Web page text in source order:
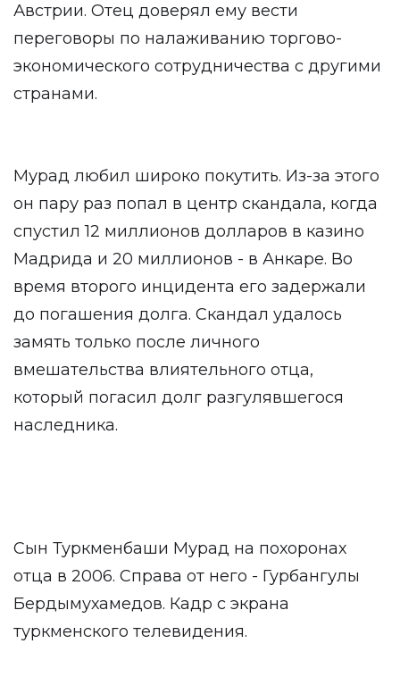
Австрии. Отец доверял ему вести
переговоры по налаживанию торгово-
экономического сотрудничества с другими
странами.
Мурад любил широко покутить. Из-за этого
он пару раз попал в центр скандала, когда
спустил 12 миллионов долларов в казино
Мадрида и 20 миллионов - в Анкаре. Во
время второго инцидента его задержали
до погашения долга. Скандал удалось
замять только после личного
вмешательства влиятельного отца,
который погасил долг разгулявшегося
наследника.
Сын Туркменбаши Мурад на похоронах
отца в 2006. Справа от него - Гурбангулы
Бердымухамедов. Кадр с экрана
туркменского телевидения.